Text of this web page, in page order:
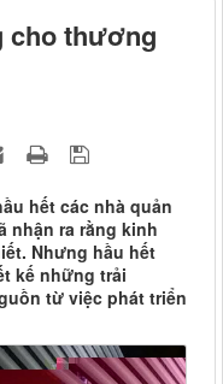
cho thương
hết các nhà quản
nhận ra rằng kinh
Nhưng hầu hết
kế những trải
từ việc phát triển